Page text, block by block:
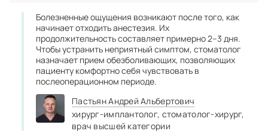
Болезненные ощущения возникают после того, как
начинает отходить анестезия. Их
продолжительность составляет примерно 2–3 дня.
Чтобы устранить неприятный симптом, стоматолог
назначает прием обезболивающих, позволяющих
пациенту комфортно себя чувствовать в
послеоперационном периоде.
Пастьян Андрей Альбертович
хирург‑имплантолог, стоматолог‑хирург,
врач высшей категории